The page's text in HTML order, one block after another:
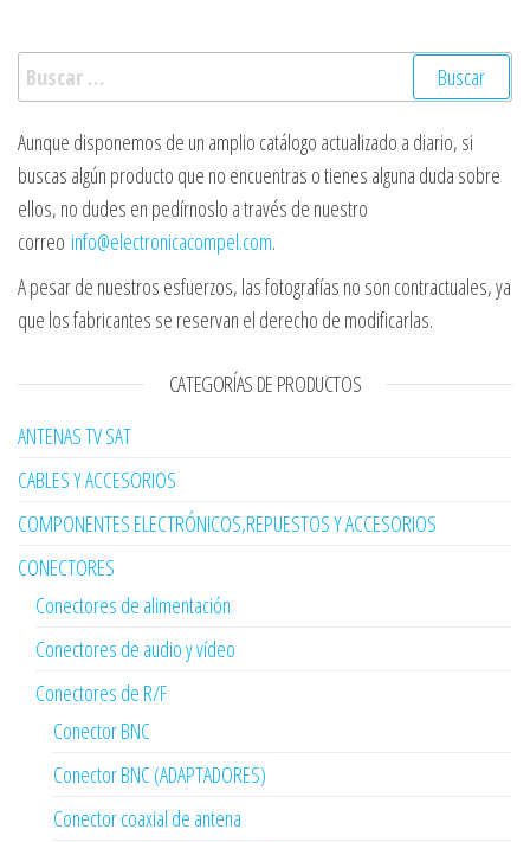
Buscar:
Aunque disponemos de un amplio catálogo actualizado a diario, si
buscas algún producto que no encuentras o tienes alguna duda sobre
ellos, no dudes en pedírnoslo a través de nuestro
correo info@electronicacompel.com.
A pesar de nuestros esfuerzos, las fotografías no son contractuales, ya
que los fabricantes se reservan el derecho de modificarlas.
CATEGORÍAS DE PRODUCTOS
ANTENAS TV SAT
CABLES Y ACCESORIOS
COMPONENTES ELECTRÓNICOS,REPUESTOS Y ACCESORIOS
CONECTORES
Conectores de alimentación
Conectores de audio y vídeo
Conectores de R/F
Conector BNC
Conector BNC (ADAPTADORES)
Conector coaxial de antena